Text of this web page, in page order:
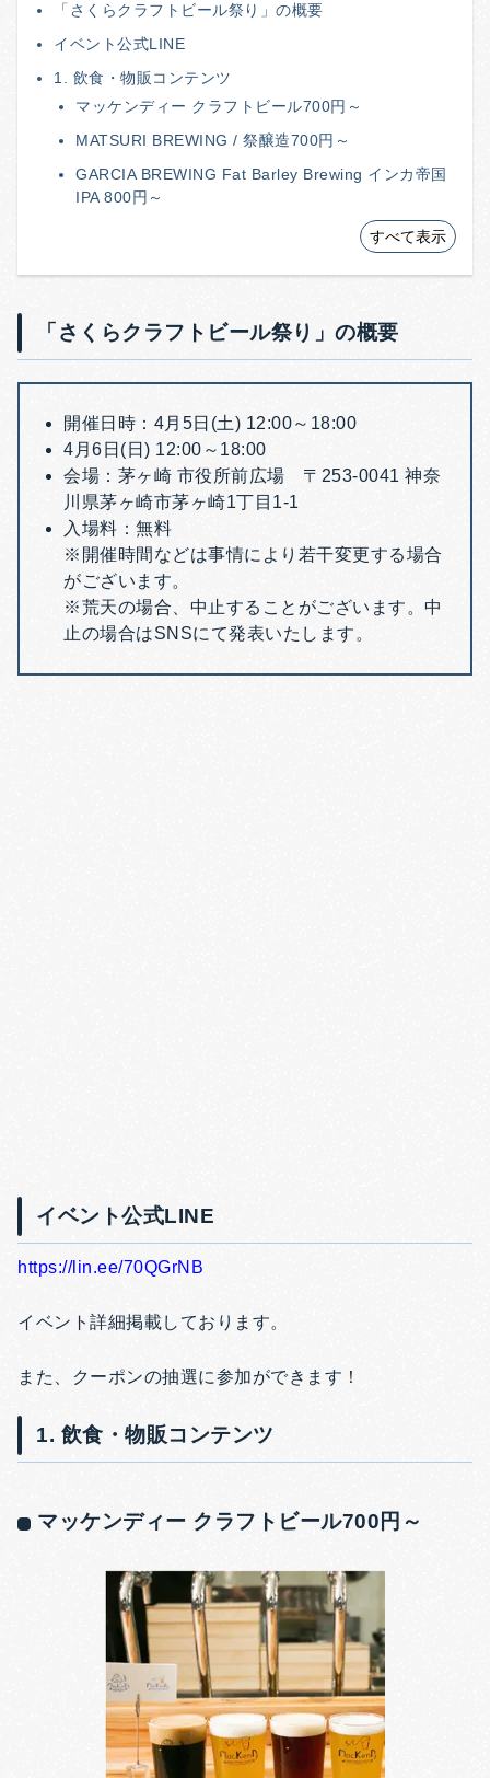
「さくらクラフトビール祭り」の概要
イベント公式LINE
1. 飲食・物販コンテンツ
マッケンディー クラフトビール700円～
MATSURI BREWING / 祭醸造700円～
GARCIA BREWING Fat Barley Brewing インカ帝国
IPA 800円～
すべて表示
「さくらクラフトビール祭り」の概要
開催日時：4月5日(土) 12:00～18:00
4月6日(日) 12:00～18:00
会場：茅ヶ崎 市役所前広場 〒253-0041 神奈
川県茅ヶ崎市茅ヶ崎1丁目1-1
入場料：無料
※開催時間などは事情により若干変更する場合
がございます。
※荒天の場合、中止することがございます。中
止の場合はSNSにて発表いたします。
イベント公式LINE
https://lin.ee/70QGrNB
イベント詳細掲載しております。
また、クーポンの抽選に参加ができます！
1. 飲食・物販コンテンツ
マッケンディー クラフトビール700円～